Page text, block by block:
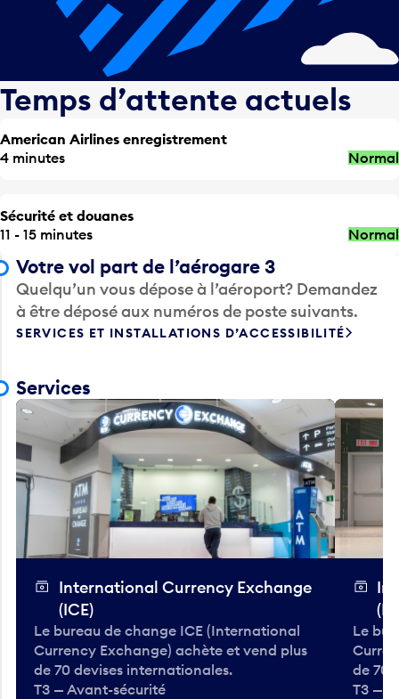
Temps d’attente actuels
American Airlines enregistrement
4 minutes
Normal
Sécurité et douanes
11 - 15 minutes
Normal
Votre vol part de l’aérogare 3
Quelqu’un vous dépose à l’aéroport? Demandez
à être déposé aux numéros de poste suivants.
SERVICES ET INSTALLATIONS D’ACCESSIBILITÉ
Services
International Currency Exchange
(ICE)
Le bureau de change ICE (International
Currency Exchange) achète et vend plus
de 70 devises internationales.
T3 — Avant-sécurité
Le
de 70
T3 —